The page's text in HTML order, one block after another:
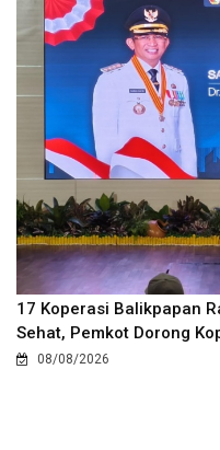
17 Koperasi Balikpapan
Sehat, Pemkot Dorong
08/08/2026